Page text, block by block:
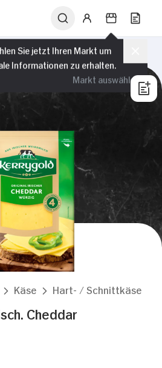
Sie jetzt Ihren Markt um
Informationen zu erhalten.
Markt auswählen
Käse Hart- / Schnittkäse
Cheddar